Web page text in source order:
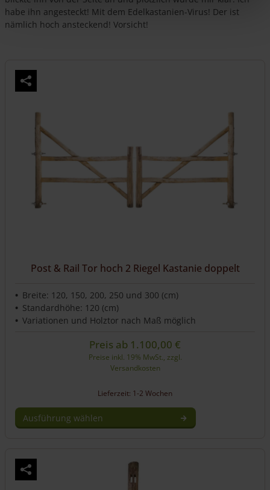
habe ihn angesteckt! Mit dem Edelkastanien-Virus! Der ist
nämlich hoch ansteckend! Vorsicht!
Post & Rail Tor hoch 2 Riegel Kastanie doppelt
Breite: 120, 150, 200, 250 und 300 (cm)
Standardhöhe: 120 (cm)
Variationen und Holztor nach Maß möglich
Preis ab 1.100,00€
Preise inkl. 19% MwSt., zzgl.
Versandkosten
Lieferzeit: 1-2 Wochen
Ausführung wählen